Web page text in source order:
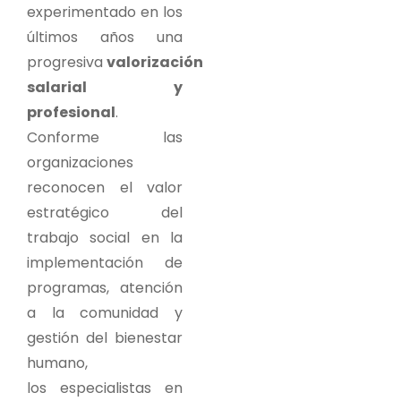
experimentado en los
últimos años una
progresiva valorización
salarial y
profesional.
Conforme las
organizaciones
reconocen el valor
estratégico del
trabajo social en la
implementación de
programas, atención
a la comunidad y
gestión del bienestar
humano,
los especialistas en